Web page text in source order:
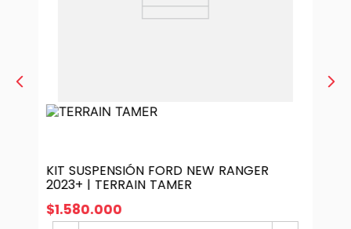
KIT SUSPENSIÓN FORD NEW RANGER
2023+ | TERRAIN TAMER
$1.580.000